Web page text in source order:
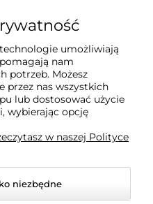
umożliwiają
nam
potrzeb. Możesz
przez nas wszystkich
lub dostosować użycie
wybierając opcję
w naszej Polityce
niezbędne